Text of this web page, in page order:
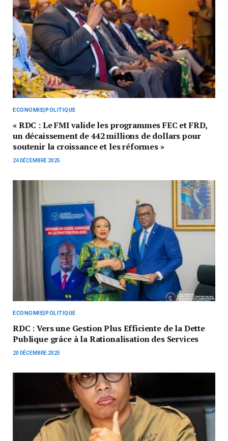
ECONOMIE|POLITIQUE
« RDC : Le FMI valide les programmes FEC et FRD,
un décaissement de 442 millions de dollars pour
soutenir la croissance et les réformes »
24 DÉCEMBRE 2025
ECONOMIE|POLITIQUE
RDC : Vers une Gestion Plus Efficiente de la Dette
Publique grâce à la Rationalisation des Services
20 DÉCEMBRE 2025